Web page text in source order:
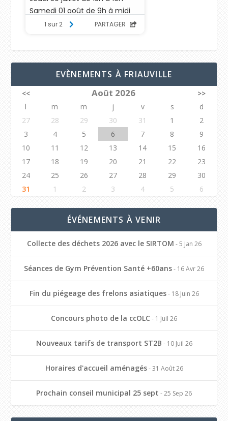
EVÈNEMENTS À FRIAUVILLE
<< Août 2026
>>
l
m m j v s
d
27
28 29 30 31 1
2
3
4 5 6 7 8
9
10
11 12 13 14 15
16
17
18 19 20 21 22
23
24
25 26 27 28 29
30
31
1 2 3 4 5 6
ÉVÉNEMENTS À VENIR
Collecte des déchets 2026 avec le SIRTOM - 5 Jan 26
Séances de Gym Prévention Santé +60ans- 16 Avr 26
Fin du piégeage des frelons asiatiques- 18 Juin 26
Concours photo de la ccOLC - 1 Juil 26
Nouveaux tarifs de transport ST2B - 10 Juil 26
Horaires d'accueil aménagés- 31 Août 26
Prochain conseil municipal 25 sept - 25 Sep 26